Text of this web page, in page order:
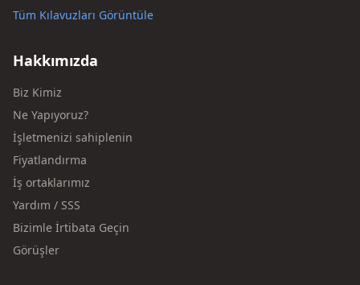
Tüm Kılavuzları Görüntüle
Hakkımızda
Biz Kimiz
Ne Yapıyoruz?
İşletmenizi sahiplenin
Fiyatlandırma
İş ortaklarımız
Yardım / SSS
Bizimle İrtibata Geçin
Görüşler